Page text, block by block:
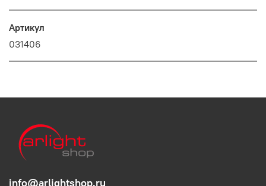
Артикул
031406
info@arlightshop.ru